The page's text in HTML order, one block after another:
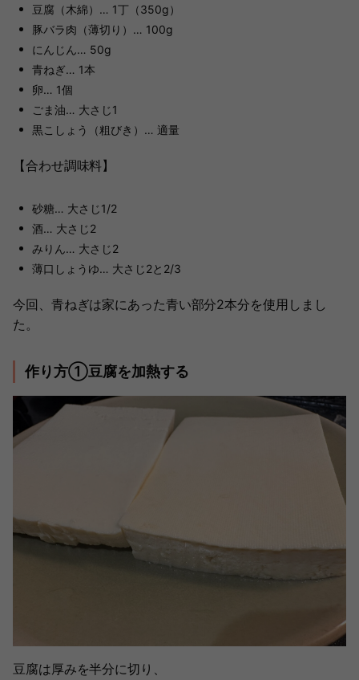
豆腐（木綿）… 1丁（350g）
豚バラ肉（薄切り）… 100g
にんじん… 50g
青ねぎ… 1本
卵… 1個
ごま油… 大さじ1
黒こしょう（粗びき）… 適量
【合わせ調味料】
砂糖… 大さじ1/2
酒… 大さじ2
みりん… 大さじ2
薄口しょうゆ… 大さじ2と2/3
今回、青ねぎは家にあった青い部分2本分を使用しまし
た。
作り方①豆腐を加熱する
豆腐は厚みを半分に切り、